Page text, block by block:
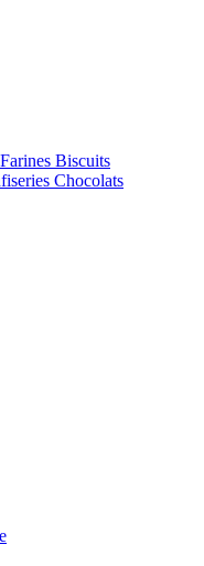
Biscuits
Chocolats